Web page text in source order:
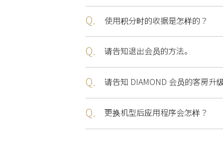
Q. 使用积分时的收据是怎样的？
Q. 请告知退出会员的方法。
Q. 请告知 DIAMOND 会员的客房升
Q. 更换机型后应用程序会怎样？